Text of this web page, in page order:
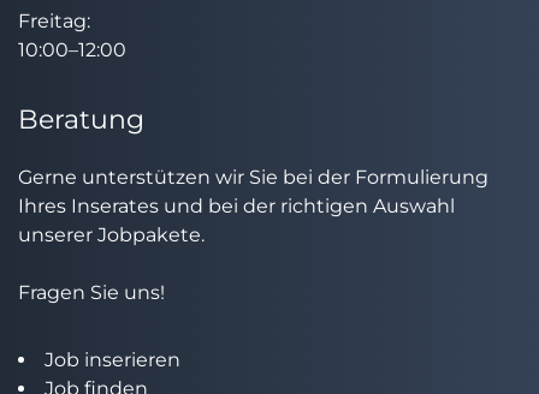
Freitag:
10:00–12:00
Beratung
Gerne unterstützen wir Sie bei der Formulierung
Ihres Inserates und bei der richtigen Auswahl
unserer Jobpakete.
Fragen Sie uns!
Job inserieren
Job finden